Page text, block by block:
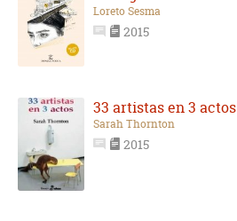
Loreto Sesma
2015
33 artistas en 3 actos
Sarah Thornton
2015